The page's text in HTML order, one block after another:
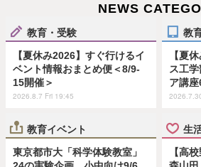
NEWS
教育・受験
【夏休み2026】すぐ行けるイ
ベント情報おまとめ便＜8/9-
15開催＞
2026.8.7 Fri 19:45
教
【夏
ス工
ア講座
教育イベント
東京都市大「科学体験教室」
生
【高